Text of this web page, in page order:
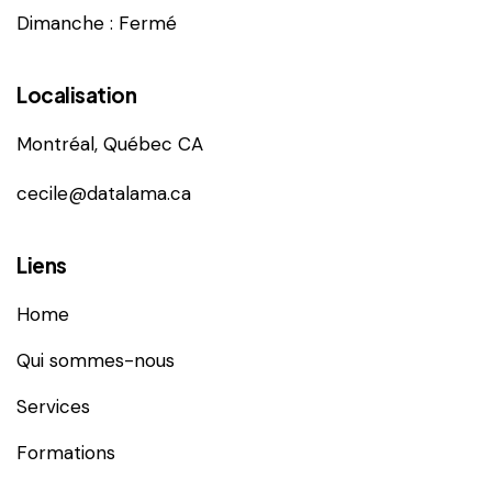
Dimanche : Fermé
Localisation
Montréal, Québec CA
cecile@datalama.ca
Liens
Home
Qui sommes-nous
Services
Formations